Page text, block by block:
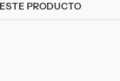
PRODUCTO